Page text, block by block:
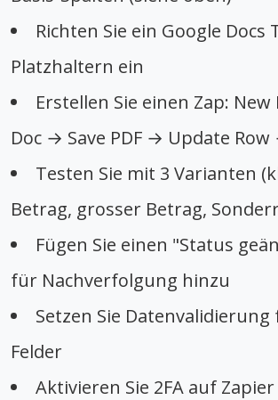
Richten Sie ein Google
Platzhaltern ein
Erstellen Sie einen Zap:
Doc → Save PDF → Update
Testen Sie mit 3 Varianten
Betrag, grosser Betrag,
Fügen Sie einen "Status
für Nachverfolgung hinzu
Setzen Sie
Felder
Aktivieren Sie 2FA auf